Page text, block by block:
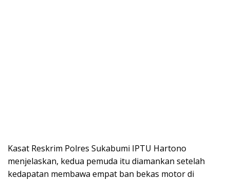
Kasat Reskrim Polres Sukabumi IPTU Hartono
menjelaskan, kedua pemuda itu diamankan setelah
kedapatan membawa empat ban bekas motor di